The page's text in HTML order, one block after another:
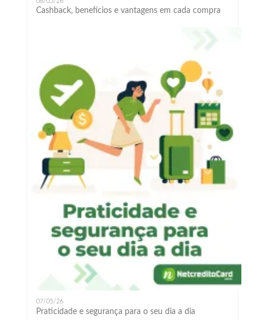
Cashback, benefícios e vantagens em cada compra
07/05/26
Praticidade e segurança para o seu dia a dia